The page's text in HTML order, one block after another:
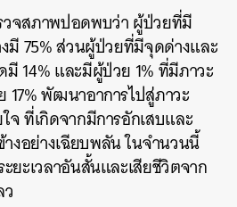
วจสภาพปอดพบว่า ผู้ป่วยที่มี
มี 75% ส่วนผู้ป่วยที่มีจุดด่างและ
14% และมีผู้ป่วย 1% ที่มีภาวะ
พัฒนาอาการไปสู่ภาวะ
จ ที่เกิดจากมีการอักเสบและ
งอย่างเฉียบพลัน ในจำนวนนี้
ยะเวลาอันสั้นและเสียชีวิตจาก